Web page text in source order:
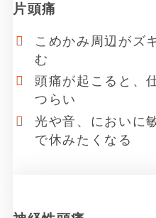
ク
片頭痛
こめかみ周辺がズ
む
頭痛が起こると、
つらい
光や音、においに
で休みたくなる
ン